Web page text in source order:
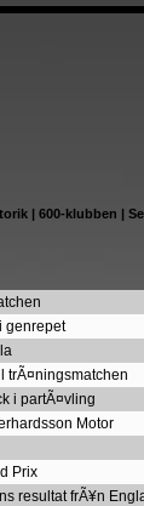
| 600-klubben |
genrepet
trÃ¤ningsmatchen
i partÃ¤vling
Motor
Prix
resultat frÃ¥n